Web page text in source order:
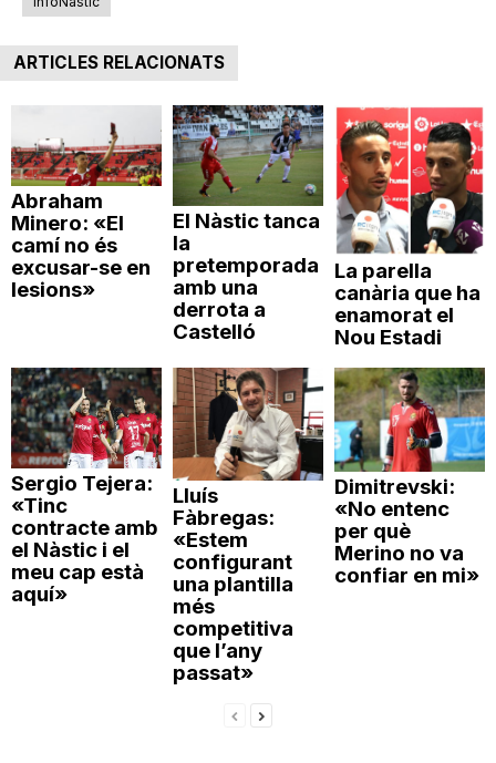
ARTICLES RELACIONATS
Abraham
Minero: «El
camí no és
excusar-se en
lesions»
El Nàstic tanca
la
pretemporada
amb una
derrota a
Castelló
La parella
canària que ha
enamorat el
Nou Estadi
Sergio Tejera:
«Tinc
contracte amb
el Nàstic i el
meu cap està
aquí»
Lluís
Fàbregas:
«Estem
configurant
una plantilla
més
competitiva
que l’any
passat»
Dimitrevski:
«No entenc
per què
Merino no va
confiar en mi»